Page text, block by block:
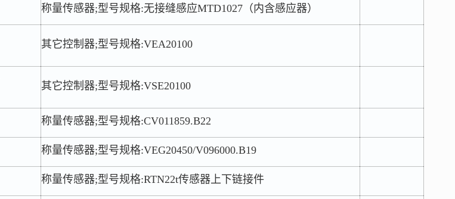
称量传感器;型号规格:无接缝感应MTD1027（内含感应器）
其它控制器;型号规格:VEA20100
其它控制器;型号规格:VSE20100
称量传感器;型号规格:CV011859.B22
称量传感器;型号规格:VEG20450/V096000.B19
称量传感器;型号规格:RTN22t传感器上下链接件